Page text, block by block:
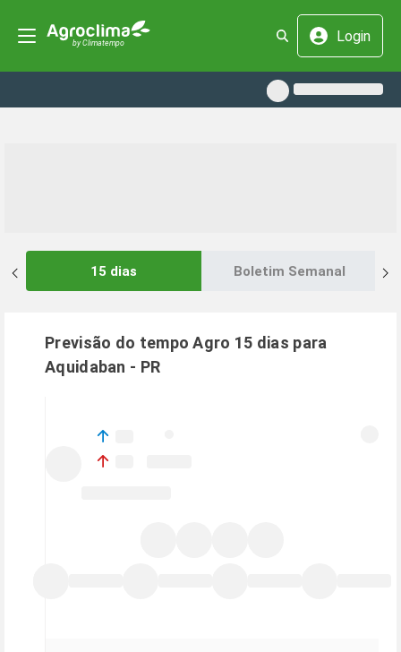
Login
15 dias Boletim Semanal
Previsão do tempo Agro 15 dias para
Aquidaban - PR